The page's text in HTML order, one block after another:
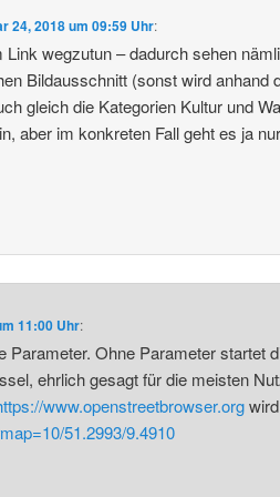
24, 2018 um 09:59 Uhr:
wegzutun – dadurch sehen
Bildausschnitt (sonst wird anhand
gleich die Kategorien Kultur und
aber im konkreten Fall geht es ja
11:00 Uhr:
Parameter. Ohne Parameter startet
ehrlich gesagt für die meisten
www.openstreetbrowser.orgwird
51.2993/9.4910